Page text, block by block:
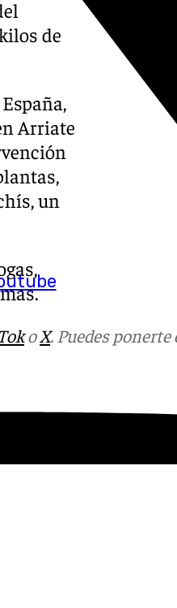
de
Arriate
un
oX. Puedes